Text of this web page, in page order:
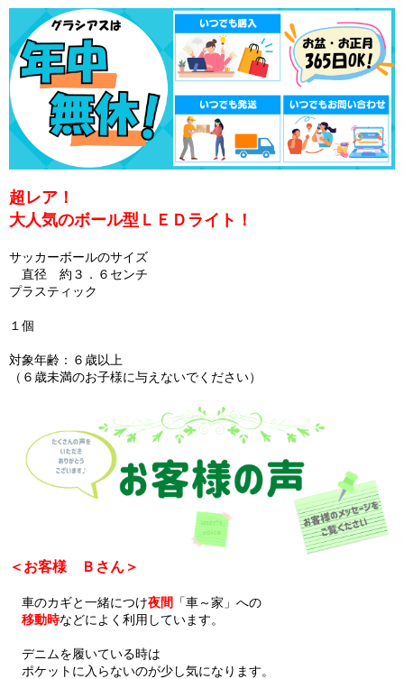
超レア！
大人気のボール型ＬＥＤライト！
サッカーボールのサイズ
直径 約３．６センチ
プラスティック
１個
対象年齢：６歳以上
（６歳未満のお子様に与えないでください）
＜お客様 Ｂさん＞
車のカギと一緒につけ夜間
「車～家」への
移動時などによく利用しています。
デニムを履いている時は
ポケットに入らないのが少し気になります。